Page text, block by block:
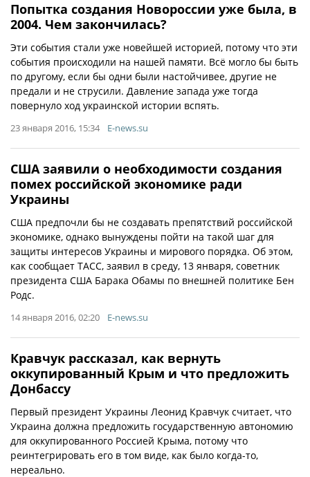
Попытка создания Новороссии уже была, в
2004. Чем закончилась?
Эти события стали уже новейшей историей, потому что эти
события происходили на нашей памяти. Всё могло бы быть
по другому, если бы одни были настойчивее, другие не
предали и не струсили. Давление запада уже тогда
повернуло ход украинской истории вспять.
23 января 2016, 15:34 E-news.su
США заявили о необходимости создания
помех российской экономике ради
Украины
США предпочли бы не создавать препятствий российской
экономике, однако вынуждены пойти на такой шаг для
защиты интересов Украины и мирового порядка. Об этом,
как сообщает ТАСС, заявил в среду, 13 января, советник
президента США Барака Обамы по внешней политике Бен
Родс.
14 января 2016, 02:20 E-news.su
Кравчук рассказал, как вернуть
оккупированный Крым и что предложить
Донбассу
Первый президент Украины Леонид Кравчук считает, что
Украина должна предложить государственную автономию
для оккупированного Россией Крыма, потому что
реинтегрировать его в том виде, как было когда-то,
нереально.